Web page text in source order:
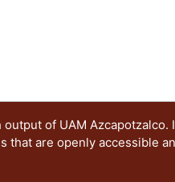
of UAM Azcapotzalco.
that are openly accessible